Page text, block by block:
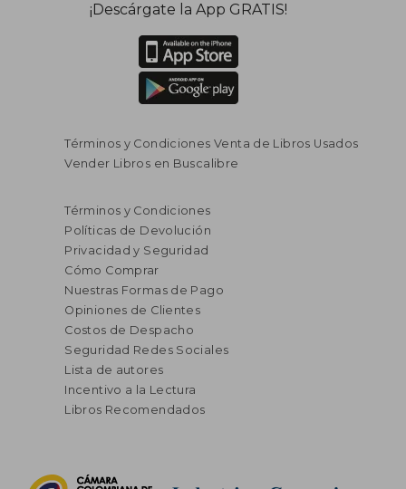
¡Descárgate la App GRATIS!
Términos y Condiciones Venta de Libros Usados
Vender Libros en Buscalibre
Términos y Condiciones
Políticas de Devolución
Privacidad y Seguridad
Cómo Comprar
Nuestras Formas de Pago
Opiniones de Clientes
Costos de Despacho
Seguridad Redes Sociales
Lista de autores
Incentivo a la Lectura
Libros Recomendados